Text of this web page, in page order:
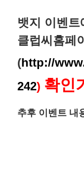
뱃지 이벤
클럽씨홈페
(http://
242) 확인
추후 이벤트 내